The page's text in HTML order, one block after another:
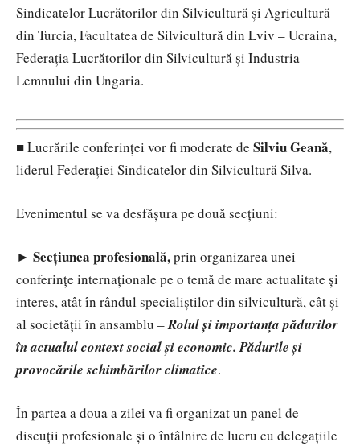
Sindicatelor Lucrătorilor din Silvicultură și Agricultură
din Turcia, Facultatea de Silvicultură din Lviv – Ucraina,
Federația Lucrătorilor din Silvicultură și Industria
Lemnului din Ungaria.
■ Lucrările conferinței vor fi moderate de Silviu Geană,
liderul Federației Sindicatelor din Silvicultură Silva.
Evenimentul se va desfășura pe două secțiuni:
► Secțiunea profesională,prin organizarea unei
conferințe internaționale pe o temă de mare actualitate și
interes, atât în rândul specialiștilor din silvicultură, cât și
al societății în ansamblu –Rolul și importanța pădurilor
în actualul context social și economic. Pădurile și
provocările schimbărilor climatice.
În partea a doua a zilei va fi organizat un panel de
discuții profesionale și o întâlnire de lucru cu delegațiile